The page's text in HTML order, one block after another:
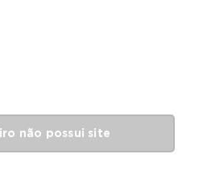
não possui site